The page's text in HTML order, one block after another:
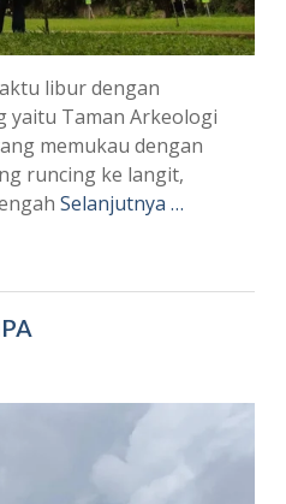
libur dengan
yaitu Taman Arkeologi
memukau dengan
runcing ke langit,
Selanjutnya …